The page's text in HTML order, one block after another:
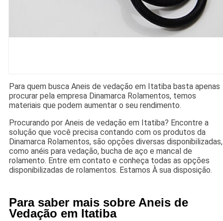
Para quem busca Aneis de vedação em Itatiba basta apenas
procurar pela empresa Dinamarca Rolamentos, temos
materiais que podem aumentar o seu rendimento.
Procurando por Aneis de vedação em Itatiba? Encontre a
solução que você precisa contando com os produtos da
Dinamarca Rolamentos, são opções diversas disponibilizadas,
como anéis para vedação, bucha de aço e mancal de
rolamento. Entre em contato e conheça todas as opções
disponibilizadas de rolamentos. Estamos À sua disposição.
Para saber mais sobre Aneis de
Vedação em Itatiba